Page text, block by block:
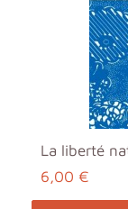
6,00 €